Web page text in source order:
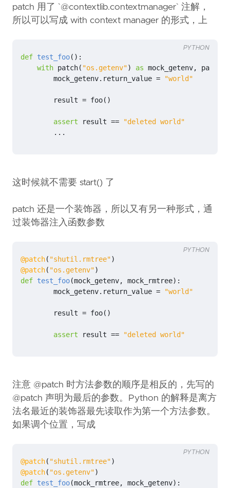
patch 用了 `@contextlib.contextmanager` 注解，
所以可以写成 with context manager 的形式，上
def test_foo():
with patch( "os.getenv") as mock_getenv, patch
mock_getenv. return_value = "world"
result = foo()
assert result ==
"deleted world"
...
PYTHON
这时候就不需要 start() 了
patch 还是一个装饰器，所以又有另一种形式，通
过装饰器注入函数参数
@patch( "shutil.rmtree")
@patch( "os.getenv")
def test_foo(mock_getenv, mock_rmtree):
mock_getenv. return_value = "world"
result = foo()
assert result == "deleted world"
PYTHON
注意 @patch 时方法参数的顺序是相反的，先写的
@patch 声明为最后的参数。Python 的解释是离方
法名最近的装饰器最先读取作为第一个方法参数。
如果调个位置，写成
@patch( "shutil.rmtree")
@patch( "os.getenv")
def test_foo(mock_rmtree, mock_getenv):
PYTHON